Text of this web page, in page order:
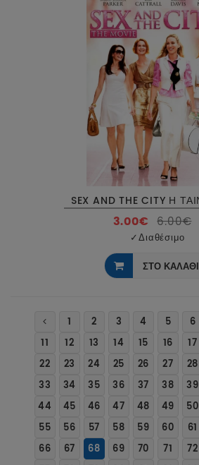
3.00€ 6.00€
✓Διαθέσιμο
ΣΤΟ ΚΑΛΑΘΙ
1 2 3 4 5 6
11
12 13 14 15 16 17
22
23 24 25 26 27 28
33
34 35 36 37 38 39
44
45 46 47 48 49 50
55
56 57 58 59 60 61
66
67 68 69 70 71 72